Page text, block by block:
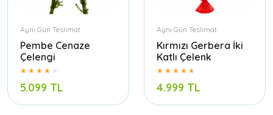
Aynı Gün Teslimat
Pembe Cenaze
Çelengi
5.099 TL
Aynı Gün Teslimat
Kırmızı Gerbera İki
Katlı Çelenk
4.999 TL